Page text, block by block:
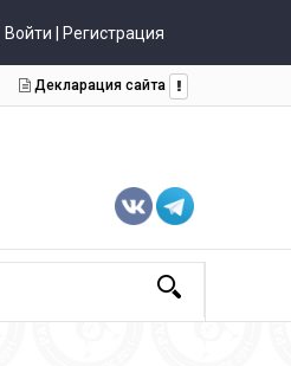
Войти | Регистрация
Декларация сайта